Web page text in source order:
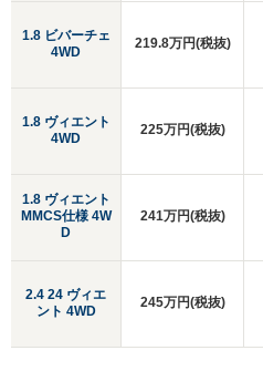
1.8 ビバーチェ
4WD
1.8 ヴィエント
4WD
1.8 ヴィエント
MMCS仕様 4W
D
2.4 24 ヴィエ
ント 4WD
219.8万円(税抜)
225万円(税抜)
241万円(税抜)
245万円(税抜)